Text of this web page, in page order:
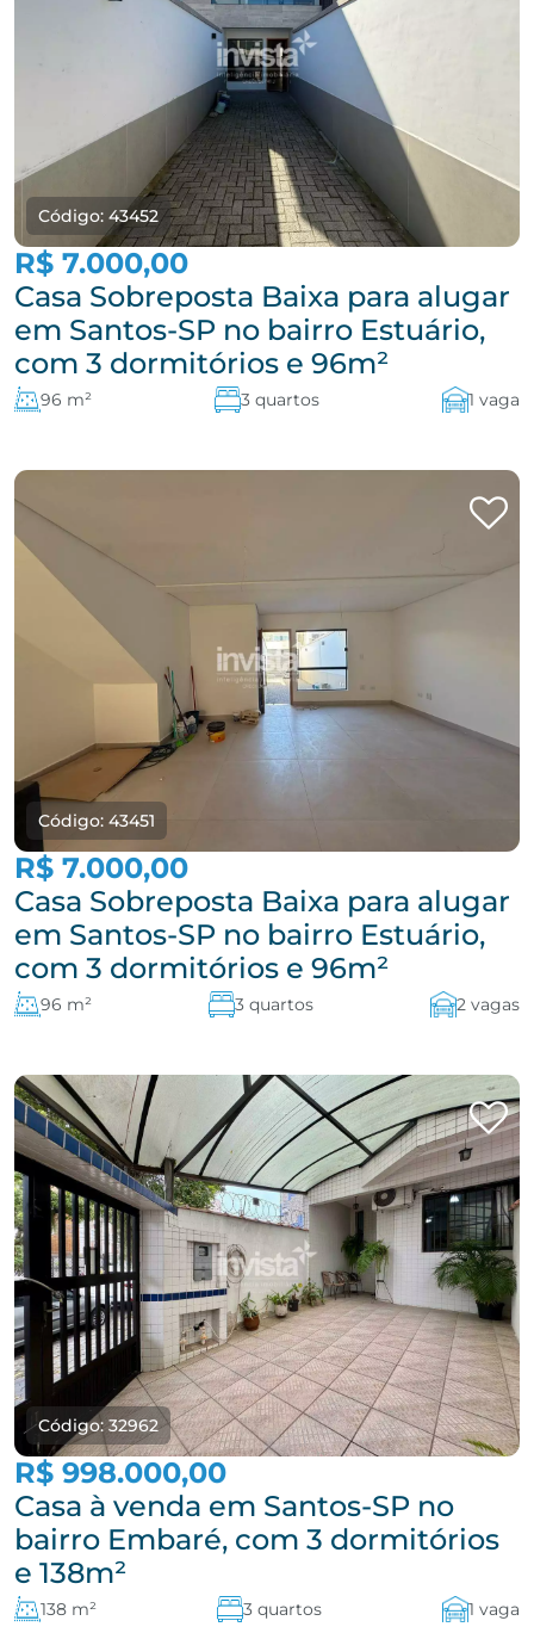
Código: 43452
R$ 7.000,00
Casa Sobreposta Baixa para alugar
em Santos-SP no bairro Estuário,
com 3 dormitórios e 96m²
96 m² 3 quartos 1 vaga
Código: 43451
R$ 7.000,00
Casa Sobreposta Baixa para alugar
em Santos-SP no bairro Estuário,
com 3 dormitórios e 96m²
96 m² 3 quartos 2 vagas
Código: 32962
R$ 998.000,00
Casa à venda em Santos-SP no
bairro Embaré, com 3 dormitórios
e 138m²
138 m² 3 quartos 1 vaga